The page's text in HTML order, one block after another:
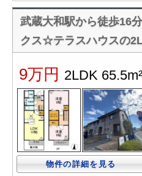
武蔵大和駅から徒歩16
クス☆テラスハウスの
9万円 2LDK 65.5m²
物件の詳細を見る